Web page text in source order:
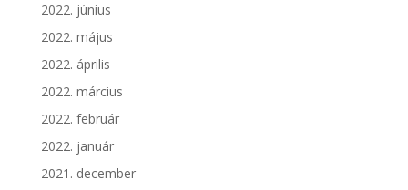
2022. június
2022. május
2022. április
2022. március
2022. február
2022. január
2021. december